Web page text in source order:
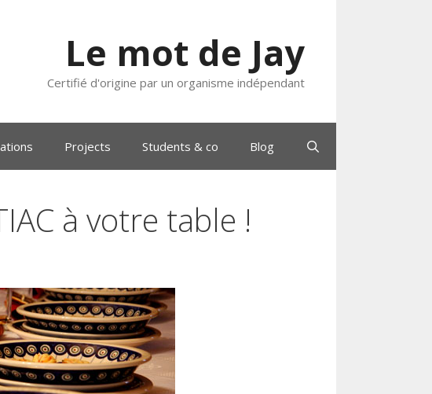
Le mot de Jay
Certifié d'origine par un organisme indépendant
Projects Students & co Blog
à votre table !